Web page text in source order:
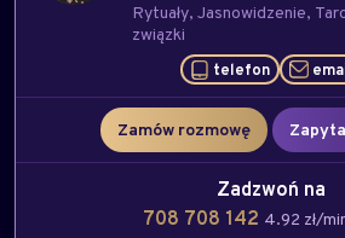
Rytuały Jasnowidzenie
związki
telefon
Zamów rozmowę
Zadzwoń na
708 708 142 4.92 zł/